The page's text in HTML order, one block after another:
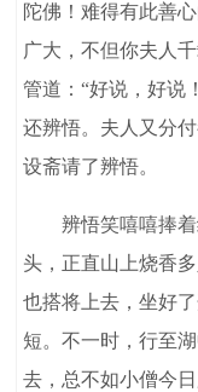
陀佛！难得有此善
广大，不但你夫人
管道：“好说，好说
还辨悟。夫人又分
设斋请了辨悟。
辨悟笑嘻嘻捧着
头，正直山上烧香
也搭将上去，坐好
短。不一时，行至
去，总不如小僧今